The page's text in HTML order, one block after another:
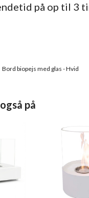
på op til 3
Bord biopejs med glas - Hvid
på